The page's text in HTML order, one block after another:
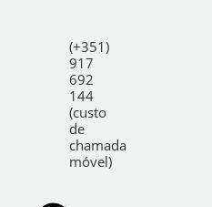
(+351)
917
692
144
(custo
de
chamada
móvel)